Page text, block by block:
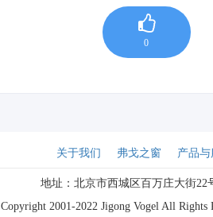
0
关于我们 弗戈之窗 产品与
地址：北京市西城区百万庄大街22
Copyright 2001-2022 Jigong Vogel All Rights